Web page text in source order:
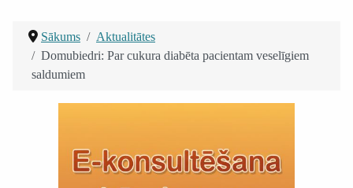
Sākums
Aktualitātes
Domubiedri: Par cukura diabēta pacientam veselīgiem
saldumiem